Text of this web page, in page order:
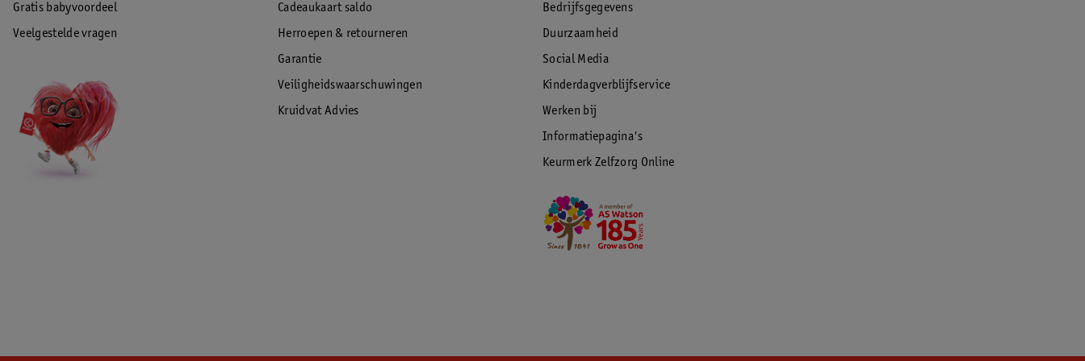
Gratis babyvoordeel
Veelgestelde vragen
Cadeaukaart saldo
Herroepen & retourneren
Garantie
Veiligheidswaarschuwingen
Kruidvat Advies
Bedrijfsgegevens
Duurzaamheid
Social Media
Kinderdagverblijfservice
Werken bij
Informatiepagina's
Keurmerk Zelfzorg Online